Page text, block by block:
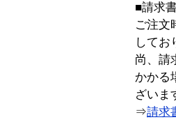
■請求
ご注文
してお
尚、請
かかる
ざいま
⇒請求